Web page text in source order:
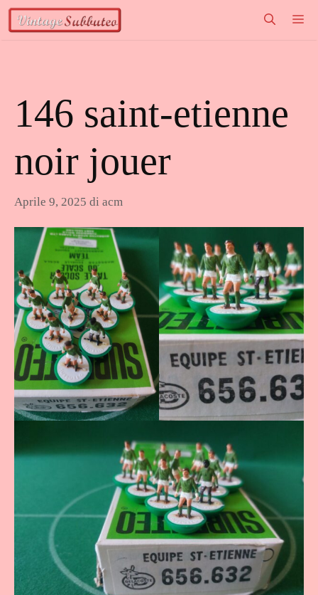
Vai
146 saint-etienne
noir jouer
Aprile 9, 2025 di acm